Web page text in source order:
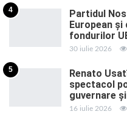
4
Partidul
European
fondurilor
30 iulie 2026
5
Renato
spectacol
guvernare
16 iulie 2026